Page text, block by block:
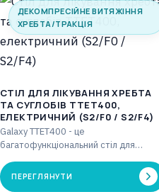
ДЕКОМПРЕСІЙНЕ ВИТЯЖІННЯ
ХРЕБТА/ТРАКЦІЯ
CТІЛ ДЛЯ ЛІКУВАННЯ ХРЕБТА
ТА СУГЛОБІВ TTET400,
ЕЛЕКТРИЧНИЙ (S2/F0 / S2/F4)
Galaxy TTET400 - це
багатофункціональний стіл для
поєднанні з блоком…
ПЕРЕГЛЯНУТИ